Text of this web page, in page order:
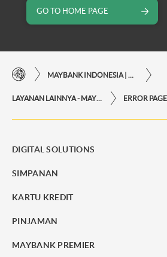
GO TO HOME PAGE
ERROR PAGE
DIGITAL SOLUTIONS
SIMPANAN
KARTU KREDIT
PINJAMAN
MAYBANK PREMIER